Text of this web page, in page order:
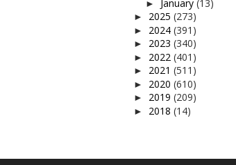
► January (13)
► 2025 (273)
► 2024 (391)
► 2023 (340)
► 2022 (401)
► 2021 (511)
► 2020 (610)
► 2019 (209)
► 2018 (14)